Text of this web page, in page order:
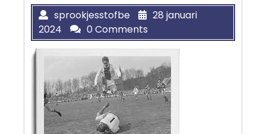
sprookjesstofbe
28 januari
2024
0 Comments